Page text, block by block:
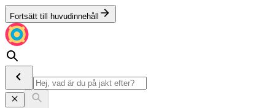
Fortsätt till huvudinnehåll